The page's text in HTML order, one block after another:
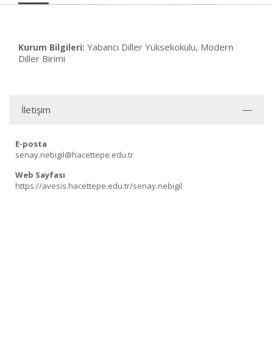
Kurum Bilgileri: Yabancı Diller Yüksekokulu, Modern
Diller Birimi
İletişim
E-posta
senay.nebigil@hacettepe.edu.tr
Web Sayfası
https://avesis.hacettepe.edu.tr/senay.nebigil